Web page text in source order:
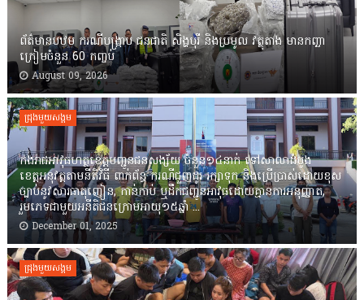
ព័ត៌មានបឋម ករណីបង្ក្រាប ជនជាតិ សិង្ហបុរី និងប្រមូល វត្ថុតាង មានកញ្ឆា
ក្រៀមចំនួន 60 កញ្ចប់
August 09, 2026
ជ្រុងមួយសង្គម
កងរាជឣាវុធហត្ថខេត្តបញ្ជូនជនសង្ស័យ ចំនួន១៤នាក់ ទៅសាលាដំបូង
ខេត្តឣនុវត្តតាមនីតិវិធី ពាក់ព័ន្ធ ករណីជួញដូរ រក្សាទុក និងប្រើប្រាស់ដោយខុស
ច្បាប់នូវសារធាតុញៀន, កាន់កាប់ ឬដឹកជញ្ជូនអាវុធដោយគ្មានការអនុញ្ញាត,
រួមភេទជាមួយអនីតិជនក្រោមអាយុ១៥ឆ្នាំ ...
December 01, 2025
ជ្រុងមួយសង្គម